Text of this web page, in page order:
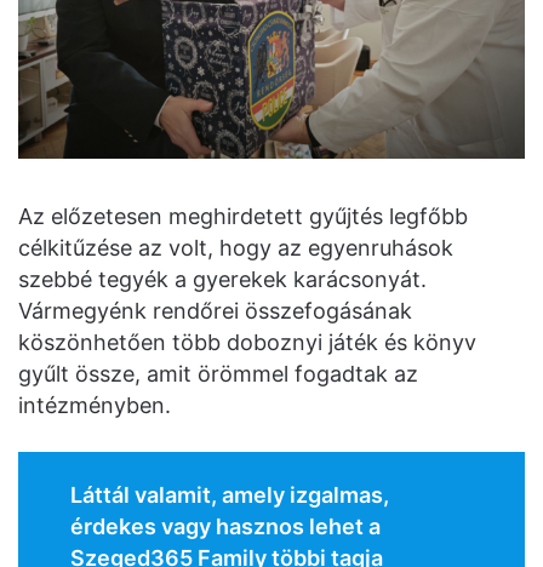
Az előzetesen meghirdetett gyűjtés legfőbb
célkitűzése az volt, hogy az egyenruhások
szebbé tegyék a gyerekek karácsonyát.
Vármegyénk rendőrei összefogásának
köszönhetően több doboznyi játék és könyv
gyűlt össze, amit örömmel fogadtak az
intézményben.
Láttál valamit, amely izgalmas,
érdekes vagy hasznos lehet a
Szeged365 Family többi tagja